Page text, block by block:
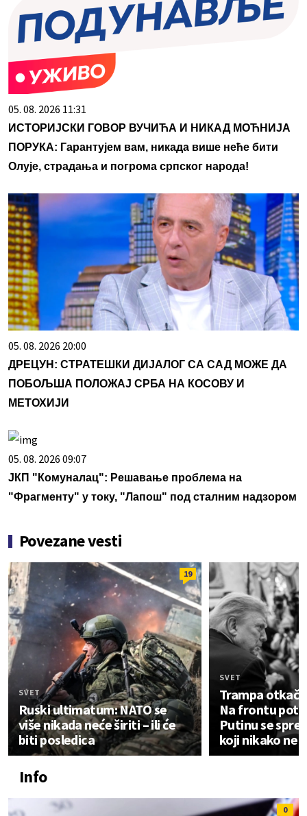
05. 08. 2026 11:31
ИСТОРИЈСКИ ГОВОР ВУЧИЋА И НИКАД МОЋНИЈА
ПОРУКА: Гарантујем вам, никада више неће бити
Олује, страдања и погрома српског народа!
05. 08. 2026 20:00
ДРЕЦУН: СТРАТЕШКИ ДИЈАЛОГ СА САД МОЖЕ ДА
ПОБОЉША ПОЛОЖАЈ СРБА НА КОСОВУ И
МЕТОХИЈИ
05. 08. 2026 09:07
ЈКП "Комуналац": Решавање проблема на
"Фрагменту" у току, "Лапош" под сталним надзором
Povezane vesti
19
SVET
Ruski ultimatum: NATO se
više nikada neće širiti – ili će
biti posledica
SVET
Trampa
Na frontu
Putinu se
koji nikako ne
Info
0